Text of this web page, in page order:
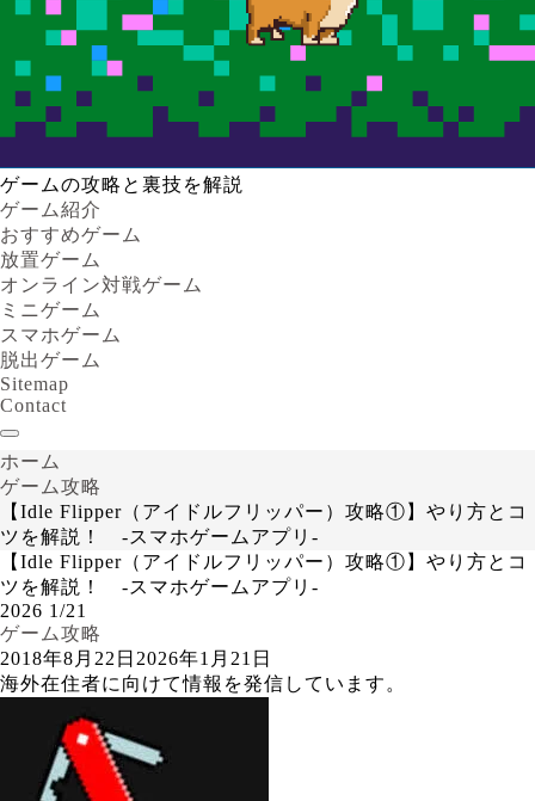
ゲームの攻略と裏技を解説
ゲーム紹介
おすすめゲーム
放置ゲーム
オンライン対戦ゲーム
ミニゲーム
スマホゲーム
脱出ゲーム
Sitemap
Contact
ホーム
ゲーム攻略
【Idle Flipper（アイドルフリッパー）攻略①】やり方とコ
ツを解説！ -スマホゲームアプリ-
【Idle Flipper（アイドルフリッパー）攻略①】やり方とコ
ツを解説！ -スマホゲームアプリ-
2026 1/21
ゲーム攻略
2018年8月22日 2026年1月21日
海外在住者に向けて情報を発信しています。